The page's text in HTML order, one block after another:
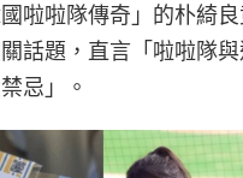
啦啦隊傳奇」的朴綺
話題，直言「啦啦隊
忌」。